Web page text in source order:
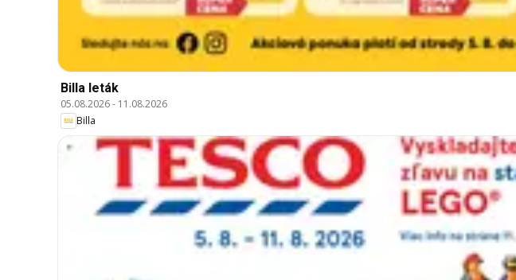
Billa leták
05.08.2026- 11.08.2026
Billa